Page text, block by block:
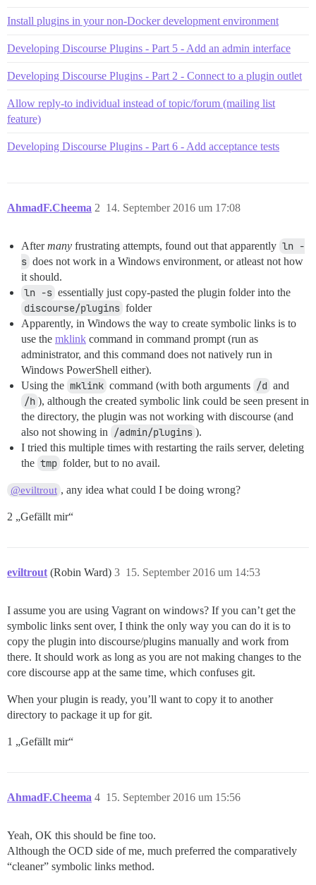
Install plugins in your non-Docker development environment
Developing Discourse Plugins - Part 5 - Add an admin interface
Developing Discourse Plugins - Part 2 - Connect to a plugin outlet
Allow reply-to individual instead of topic/forum (mailing list
feature)
Developing Discourse Plugins - Part 6 - Add acceptance tests
AhmadF.Cheema 14. September 2016 um 17:08
2
Aftermany frustrating attempts, found out that apparently ln -
s does not work in a Windows environment, or atleast not how
it should.
ln -s essentially just copy-pasted the plugin folder into the
discourse/plugins folder
Apparently, in Windows the way to create symbolic links is to
use the mklink command in command prompt (run as
administrator, and this command does not natively run in
Windows PowerShell either).
Using the mklink command (with both arguments /d and
/h ), although the created symbolic link could be seen present in
the directory, the plugin was not working with discourse (and
also not showing in /admin/plugins ).
I tried this multiple times with restarting the rails server, deleting
the tmp folder, but to no avail.
@eviltrout , any idea what could I be doing wrong?
2 „Gefällt mir“
eviltrout (Robin Ward) 15. September 2016 um 14:53
3
I assume you are using Vagrant on windows? If you can’t get the
symbolic links sent over, I think the only way you can do it is to
copy the plugin into discourse/plugins manually and work from
there. It should work as long as you are not making changes to the
core discourse app at the same time, which confuses git.
When your plugin is ready, you’ll want to copy it to another
directory to package it up for git.
1 „Gefällt mir“
AhmadF.Cheema 15. September 2016 um 15:56
4
Yeah, OK this should be fine too.
Although the OCD side of me, much preferred the comparatively
“cleaner” symbolic links method.